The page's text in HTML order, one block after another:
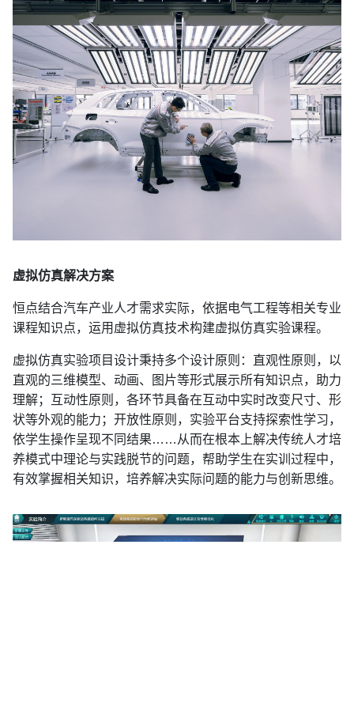
虚拟仿真解决方案
恒点结合汽车产业人才需求实际，依据电气工程等相关专业
课程知识点，运用虚拟仿真技术构建虚拟仿真实验课程。
虚拟仿真实验项目设计秉持多个设计原则：直观性原则，以
直观的三维模型、动画、图片等形式展示所有知识点，助力
理解；互动性原则，各环节具备在互动中实时改变尺寸、形
状等外观的能力；开放性原则，实验平台支持探索性学习，
依学生操作呈现不同结果……从而在根本上解决传统人才培
养模式中理论与实践脱节的问题，帮助学生在实训过程中，
有效掌握相关知识，培养解决实际问题的能力与创新思维。